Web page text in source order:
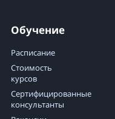
Обучение
Расписание
Стоимость
курсов
Сертифицированные
консультанты